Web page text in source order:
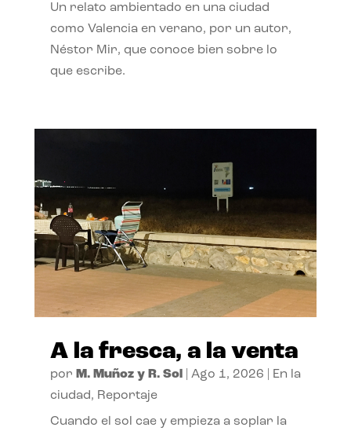
Un relato ambientado en una ciudad
como Valencia en verano, por un autor,
Néstor Mir, que conoce bien sobre lo
que escribe.
A la fresca, a la venta
por M. Muñoz y R. Sol| Ago 1, 2026
En la
ciudad, Reportaje
Cuando el sol cae y empieza a soplar la